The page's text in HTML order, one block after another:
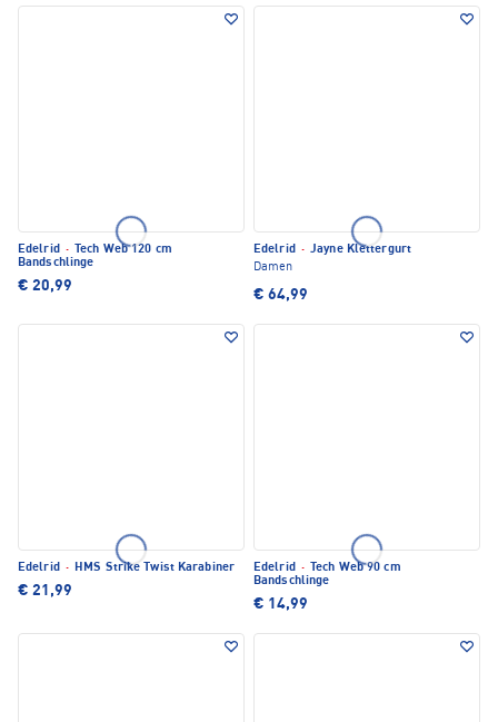
Edelrid ·
Tech Web 120 cm
Bandschlinge
€ 20,99
Edelrid · Jayne Klettergurt
Damen
€ 64,99
Edelrid · HMS Strike Twist Karabiner
€ 21,99
Edelrid ·
Tech Web 90 cm
Bandschlinge
€ 14,99